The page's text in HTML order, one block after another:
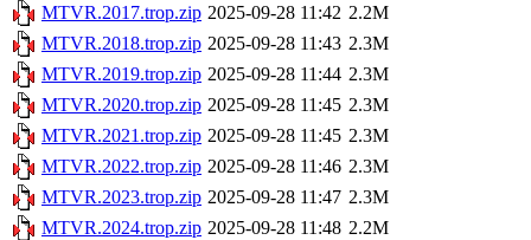
MTVR.2017.trop.zip 2025-09-28 11:42 2.2M
MTVR.2018.trop.zip 2025-09-28 11:43 2.3M
MTVR.2019.trop.zip 2025-09-28 11:44 2.3M
MTVR.2020.trop.zip 2025-09-28 11:45 2.3M
MTVR.2021.trop.zip 2025-09-28 11:45 2.3M
MTVR.2022.trop.zip 2025-09-28 11:46 2.3M
MTVR.2023.trop.zip 2025-09-28 11:47 2.3M
MTVR.2024.trop.zip 2025-09-28 11:48 2.2M